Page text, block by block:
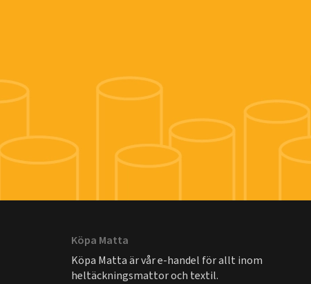
Köpa Matta
Köpa Matta är vår e-handel för allt inom
heltäckningsmattor och textil.